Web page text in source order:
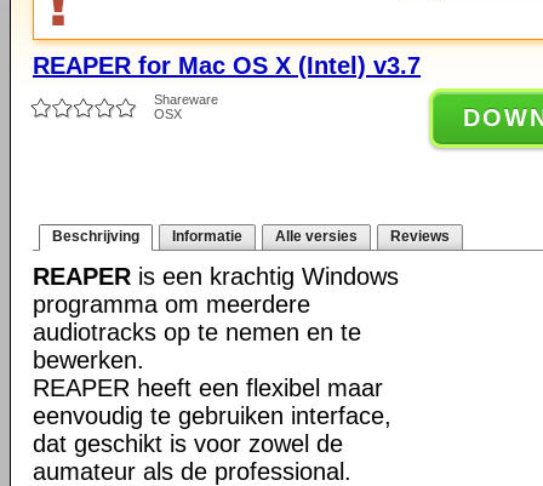
REAPER for Mac OS X (Intel) v3.7
Shareware
OSX
Beschrijving Informatie Alle versies Reviews
REAPER is een krachtig Windows
programma om meerdere
audiotracks op te nemen en te
bewerken.
REAPER heeft een flexibel maar
eenvoudig te gebruiken interface,
dat geschikt is voor zowel de
aumateur als de professional.